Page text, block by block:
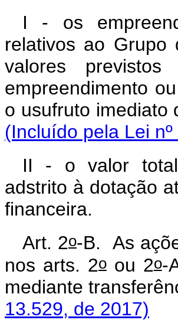
I - os
relativos ao
valores
empreendimento
o usufruto
(Incluído pela Lei
II - o valor total
adstrito à dotação
Art. 2o-B. As
nos arts. 2oou 2o-
mediante
13.529, de 2017)